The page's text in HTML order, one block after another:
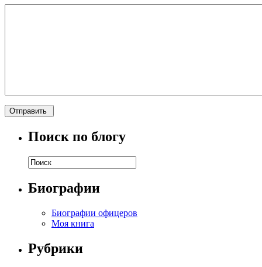
Поиск по блогу
Биографии
Биографии офицеров
Моя книга
Рубрики